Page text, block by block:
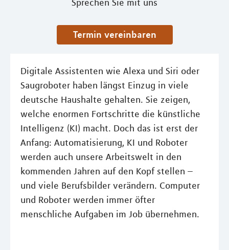
Sprechen Sie mit uns
Termin vereinbaren
Digitale Assistenten wie Alexa und Siri oder
Saugroboter haben längst Einzug in viele
deutsche Haushalte gehalten. Sie zeigen,
welche enormen Fortschritte die künstliche
Intelligenz (KI) macht. Doch das ist erst der
Anfang: Automatisierung, KI und Roboter
werden auch unsere Arbeitswelt in den
kommenden Jahren auf den Kopf stellen –
und viele Berufsbilder verändern. Computer
und Roboter werden immer öfter
menschliche Aufgaben im Job übernehmen.